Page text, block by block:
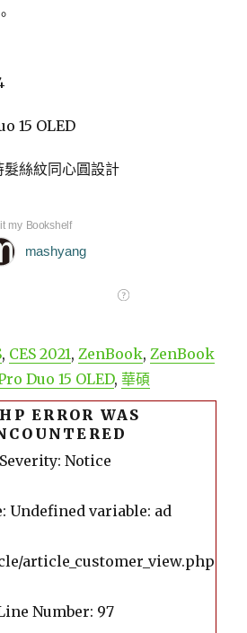
15 OLED
絲紋同心圓設計
, CES 2021,ZenBook,ZenBook
Duo 15 OLED,華碩
ERROR WAS
Severity: Notice
Undefined variable: ad
article_customer_view.php
Number: 97